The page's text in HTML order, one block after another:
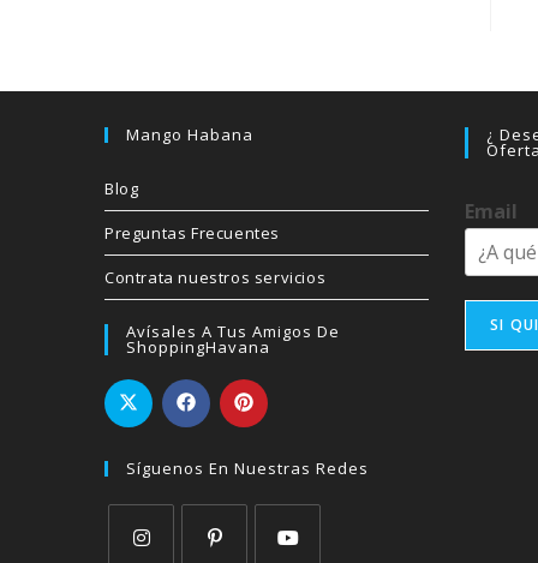
Mango Habana
Blog
Preguntas Frecuentes
Contrata nuestros servicios
Avísales A Tus Amigos De
ShoppingHavana
Síguenos En Nuestras Redes
¿
Email
SI